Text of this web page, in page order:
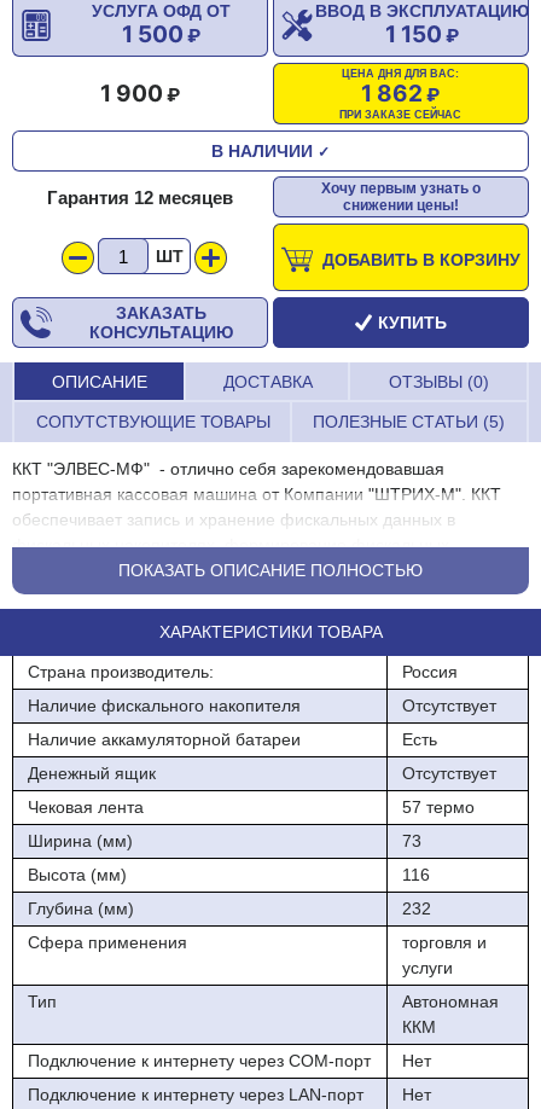
ВВОД В ЭКСПЛУАТАЦИЮ
1 150
УСЛУГА ОФД ОТ
1 500
ЦЕНА ДНЯ ДЛЯ ВАС:
1 862
ПРИ ЗАКАЗЕ СЕЙЧАС
1 900
В НАЛИЧИИ ✓
Гарантия 12 месяцев
Хочу первым узнать о
снижении цены!
ШТ ДОБАВИТЬ В КОРЗИНУ
ЗАКАЗАТЬ
КОНСУЛЬТАЦИЮ
КУПИТЬ
ОПИСАНИЕ ДОСТАВКА ОТЗЫВЫ (0)
СОПУТСТВУЮЩИЕ ТОВАРЫ ПОЛЕЗНЫЕ СТАТЬИ (5)
ККТ "ЭЛВЕС-МФ" - отлично себя зарекомендовавшая
портативная кассовая машина от Компании "ШТРИХ-М". ККТ
обеспечивает запись и хранение фискальных данных в
фискальных накопителях, формирование фискальных
документов, передачу фискальных документов в налоговые
органы через оператора фискальных данных и печать
Федерации о применении контрольно-кассовой техники.
ККТ обеспечивает выполнение следующих функций:
• Формирование фискальных документов в электронной форме;
• вывод данных и результатов обработки информации на
бумажный носитель (чековую ленту);
• отправка данных на сервер ОФД (оператора фискальных
данных);
• обязательная информация, печатаемая на чеке:
- дата, время и место (адрес) осуществления расчета (при
расчете в зданиях и помещениях - адрес здания и помещения с
ПОКАЗАТЬ ОПИСАНИЕ ПОЛНОСТЬЮ
ХАРАКТЕРИСТИКИ ТОВАРА
Страна производитель:
Россия
Наличие фискального накопителя
Отсутствует
Наличие аккамуляторной батареи
Есть
Денежный ящик
Отсутствует
Чековая лента
57 термо
Ширина (мм)
73
Высота (мм)
116
Глубина (мм)
232
Сфера применения
торговля и
услуги
Тип
Автономная
ККМ
Подключение к интернету через COM-порт
Нет
Подключение к интернету через LAN-порт
Нет